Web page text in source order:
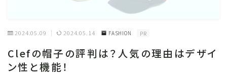
2024.05.09 2024.05.14 FASHION PR
Clefの帽子の評判は？人気の理由はデザイ
ン性と機能！